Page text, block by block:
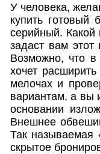
У человека,
купить
серийный. Какой
задаст вам этот
Возможно, что в
хочет
мелочах и
вариантам, а вы
основании
Внешнее
Так называемая
скрытое